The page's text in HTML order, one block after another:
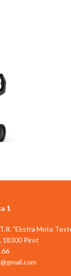
1
"Ekstra Moto
18300 Pirot